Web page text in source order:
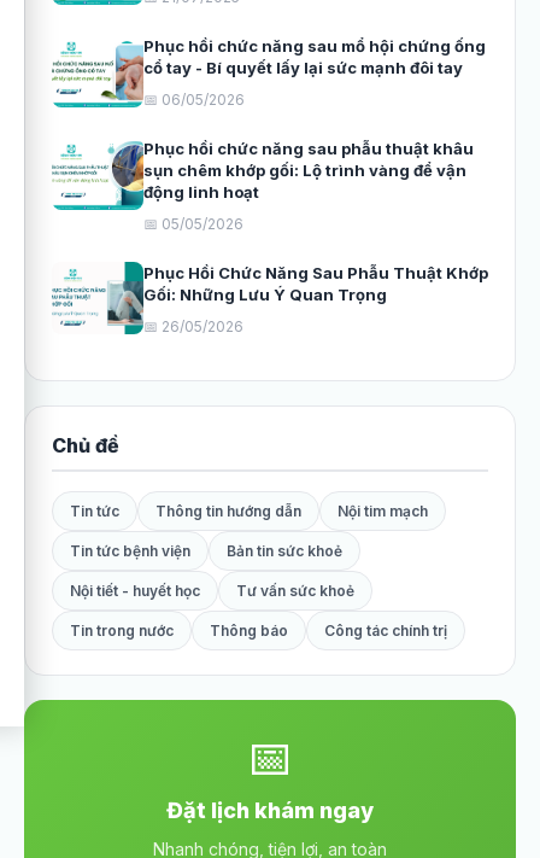
Phục hồi chức năng sau mổ hội chứng ống
cổ tay - Bí quyết lấy lại sức mạnh đôi tay
📅 06/05/2026
Phục hồi chức năng sau phẫu thuật khâu
sụn chêm khớp gối: Lộ trình vàng để vận
động linh hoạt
📅 05/05/2026
Phục Hồi Chức Năng Sau Phẫu Thuật Khớp
Gối: Những Lưu Ý Quan Trọng
📅 26/05/2026
Chủ đề
Tin tức Thông tin hướng dẫn Nội tim mạch
Tin tức bệnh viện Bản tin sức khoẻ
Nội tiết - huyết học Tư vấn sức khoẻ
Tin trong nước Thông báo Công tác chính trị
📅
Đặt lịch khám ngay
Nhanh chóng, tiện lợi, an toàn